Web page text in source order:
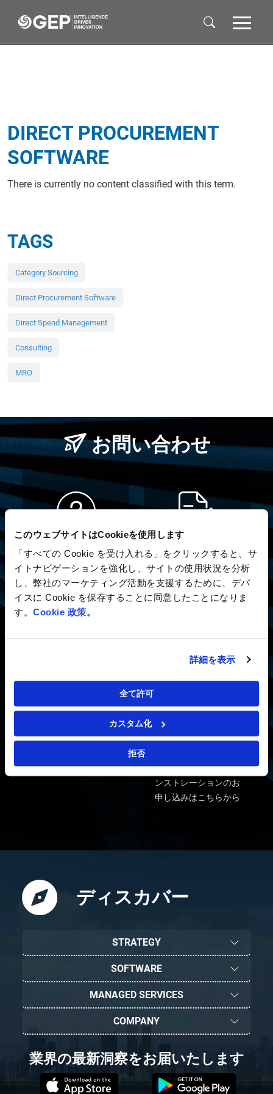
このウェブサイトはCookieを使用します
「すべての Cookie を受け入れる」をクリックすると、サ
イトナビゲーションを強化し、サイトの使用状況を分析
し、弊社のマーケティング活動を支援するために、デバ
イスに Cookie を保存することに同意したことになりま
す。 Cookie 政策。
詳細を表示
全て許可
カスタム化
拒否
DIRECT PROCUREMENT
SOFTWARE
There is currently no content classified with this term.
TAGS
Category Sourcing
Direct Procurement Software
Direct Spend Management
Consulting
MRO
お問い合わせ
ご質問
ご意見・ご質問をお寄
せください
RFP
お見積もりのご依頼は
こちらから
フィードバック
ご意見・ご感想などを
デモンストレー
ションご依頼
ア・モジュールのデモ
ンストレーションのお
申し込みはこちらから
ディスカバー
STRATEGY
SOFTWARE
MANAGED SERVICES
COMPANY
業界の最新洞察をお届いたします